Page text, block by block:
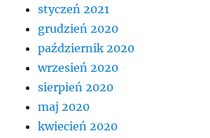
styczeń 2021
grudzień 2020
październik 2020
wrzesień 2020
sierpień 2020
maj 2020
kwiecień 2020